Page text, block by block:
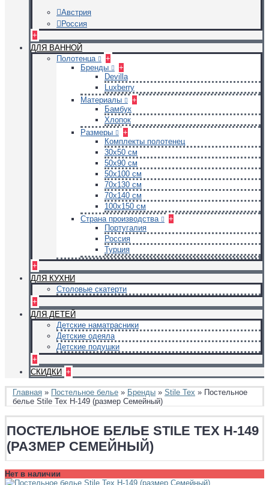
Австрия
Россия
+
ДЛЯ ВАННОЙ
Полотенца
+
Бренды
+
Devilla
Luxberry
Материалы
+
Бамбук
Хлопок
Размеры
+
Комплекты полотенец
30х50 см
50х90 см
50х100 см
70х130 см
70х140 см
100х150 см
Страна производства
+
Португалия
Россия
Турция
+
ДЛЯ КУХНИ
Столовые скатерти
+
ДЛЯ ДЕТЕЙ
Детские наматрасники
Детские одеяла
Детские подушки
+
СКИДКИ +
Главная » Постельное белье » Бренды » Stile Tex » Постельное
белье Stile Tex H-149 (размер Семейный)
ПОСТЕЛЬНОЕ БЕЛЬЕ STILE TEX H-149
(РАЗМЕР СЕМЕЙНЫЙ)
Нет в наличии